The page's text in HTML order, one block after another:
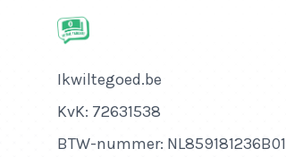
Bedrijfsnaam
Ikwiltegoed.be
KvK-nummer
KvK: 72631538
Btw-nummer
BTW-nummer: NL859181236B01